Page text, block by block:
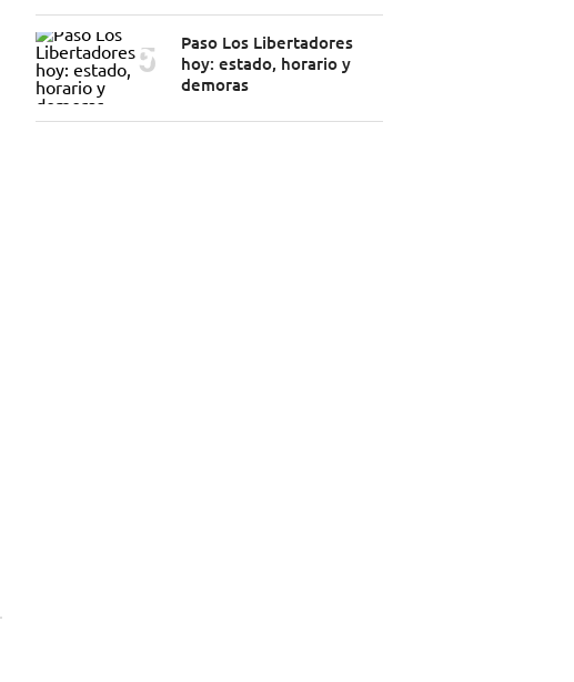
Paso Los Libertadores
hoy: estado, horario y
demoras